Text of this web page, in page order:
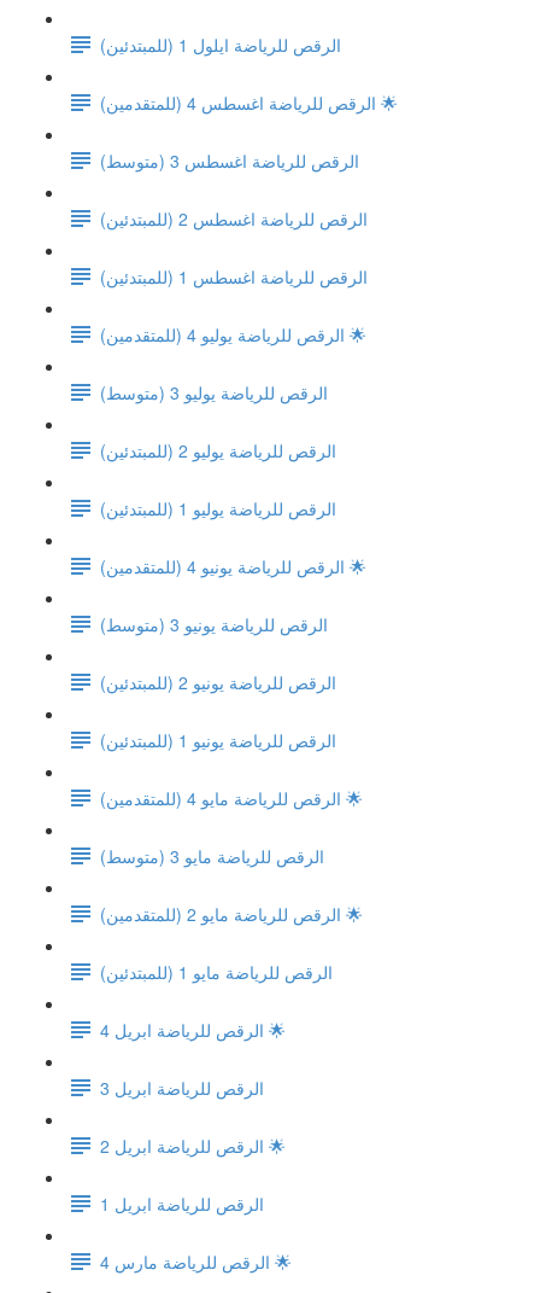
(الرقص للرياضة ايلول 1 (للمبتدئين
الرقص للرياضة اغسطس 4 (للمتقدمين) 🌟
الرقص للرياضة اغسطس 3 (متوسط)
(الرقص للرياضة اغسطس 2 (للمبتدئين
(الرقص للرياضة اغسطس 1 (للمبتدئين
الرقص للرياضة يوليو 4 (للمتقدمين) 🌟
الرقص للرياضة يوليو 3 (متوسط)
الرقص للرياضة يوليو 2 (للمبتدئين)
الرقص للرياضة يوليو 1 (للمبتدئين)
الرقص للرياضة يونيو 4 (للمتقدمين) 🌟
الرقص للرياضة يونيو 3 (متوسط)
الرقص للرياضة يونيو 2 (للمبتدئين)
الرقص للرياضة يونيو 1 (للمبتدئين)
الرقص للرياضة مايو 4 (للمتقدمين) 🌟
الرقص للرياضة مايو 3 (متوسط)
الرقص للرياضة مايو 2 (للمتقدمين) 🌟
الرقص للرياضة مايو 1 (للمبتدئين)
الرقص للرياضة ابريل 4 🌟
الرقص للرياضة ابريل 3
الرقص للرياضة ابريل 2 🌟
الرقص للرياضة ابريل 1
الرقص للرياضة مارس 4 🌟